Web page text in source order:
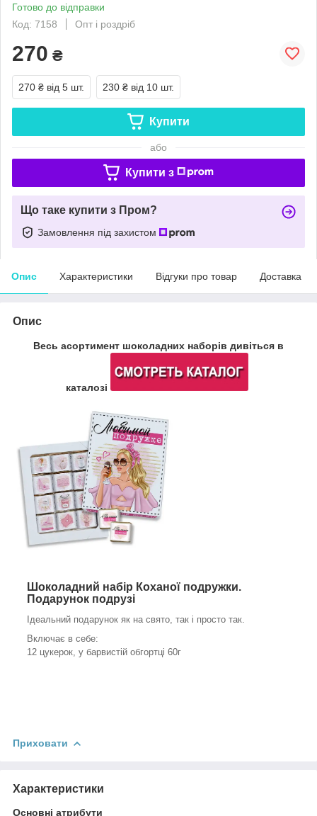
Готово до відправки
Код: 7158
Опт і роздріб
270 ₴
270 ₴ від 5 шт. 230 ₴ від 10 шт.
Купити
або
Купити з
Що таке купити з Пром?
Замовлення під захистом
Опис Характеристики Відгуки про товар Доставка
Опис
Весь асортимент шоколадних наборів дивіться в
каталозі
Шоколадний набір Коханої подружки.
Подарунок подрузі
Ідеальний подарунок як на свято, так і просто так.
Включає в себе:
12 цукерок, у барвистій обгортці 60г
Приховати
Характеристики
Основні атрибути